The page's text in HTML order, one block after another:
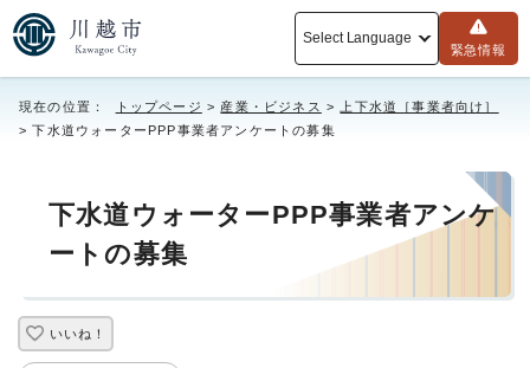
Select Language
緊急情報
現在の位置： トップページ > 産業・ビジネス >
上下水道［事業者向け］
> 下水道ウォーターPPP事業者アンケートの募集
下水道ウォーターPPP事業者アンケ
ートの募集
いいね！